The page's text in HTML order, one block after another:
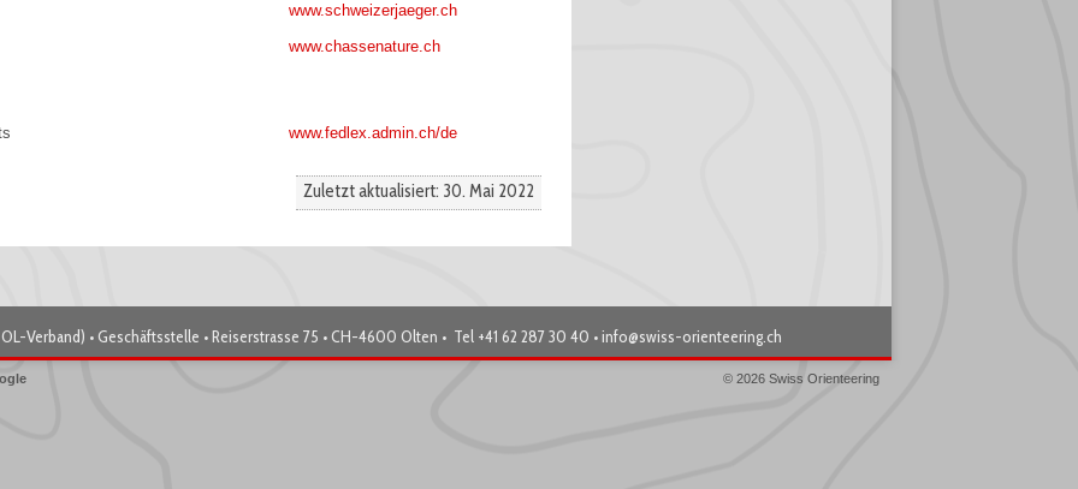
www.schweizerjaeger.ch
www.chassenature.ch
www.fedlex.admin.ch/de
Zuletzt aktualisiert: 30. Mai 2022
Verband) • Geschäftsstelle • Reiserstrasse 75 • CH-4600 Olten • Tel +41 62 287 30 40 •info@swiss-orienteering.ch
© 2026 Swiss Orienteering